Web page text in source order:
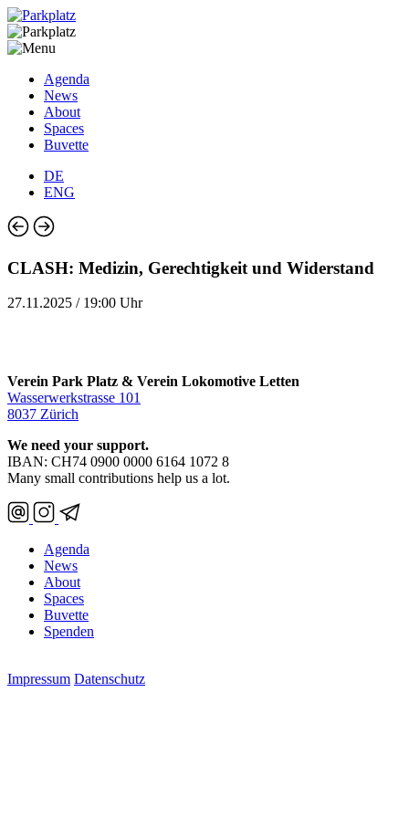
Agenda
News
About
Spaces
Buvette
DE
ENG
CLASH: Medizin, Gerechtigkeit und Widerstand
27.11.2025 / 19:00 Uhr
Verein Park Platz & Verein Lokomotive Letten
Wasserwerkstrasse 101
8037 Zürich
We need your support.
IBAN: CH74 0900 0000 6164 1072 8
Many small contributions help us a lot.
Agenda
News
About
Spaces
Buvette
Spenden
Impressum Datenschutz